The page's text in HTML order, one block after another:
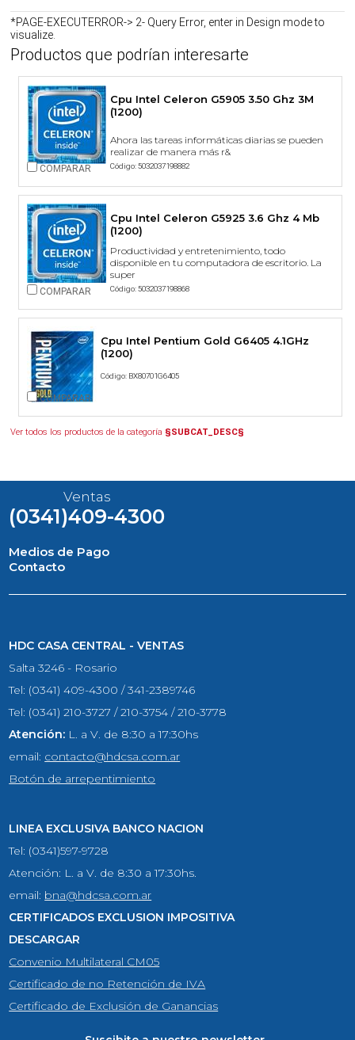
*PAGE-EXECUTERROR-> 2- Query Error, enter in Design mode to
visualize.
Productos que podrían interesarte
Cpu Intel Celeron G5905 3.50 Ghz 3M
(1200)
Ahora las tareas informáticas diarias se pueden
realizar de manera más r&
Código: 5032037198882
COMPARAR
Cpu Intel Celeron G5925 3.6 Ghz 4 Mb
(1200)
Productividad y entretenimiento, todo
disponible en tu computadora de escritorio. La
super
Código: 5032037198868
COMPARAR
Cpu Intel Pentium Gold G6405 4.1GHz
(1200)
Código: BX80701G6405
COMPARAR
Ver todos los productos de la categoría §SUBCAT_DESC§
Ventas
(0341)409-4300
Medios de Pago
Contacto
HDC CASA CENTRAL - VENTAS
Salta 3246 - Rosario
Tel: (0341) 409-4300 / 341-2389746
Tel: (0341) 210-3727 / 210-3754 / 210-3778
Atención: L. a V. de 8:30 a 17:30hs
email: contacto@hdcsa.com.ar
Botón de arrepentimiento
LINEA EXCLUSIVA BANCO NACION
Tel: (0341)597-9728
Atención: L. a V. de 8:30 a 17:30hs.
email: bna@hdcsa.com.ar
CERTIFICADOS EXCLUSION IMPOSITIVA
DESCARGAR
Convenio Multilateral CM05
Certificado de no Retención de IVA
Certificado de Exclusión de Ganancias